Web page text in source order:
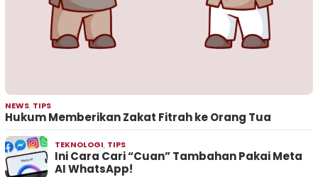
NEWS, TIPS
Hukum Memberikan Zakat Fitrah ke Orang Tua
TEKNOLOGI, TIPS
Ini Cara Cari “Cuan” Tambahan Pakai Meta
AI WhatsApp!